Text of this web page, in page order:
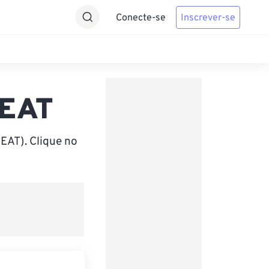
Conecte-se Inscrever-se
Clique no